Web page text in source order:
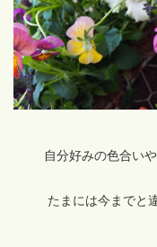
自分好みの色合い
たまには今までと